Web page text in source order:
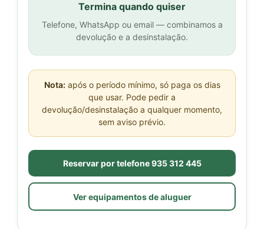
Termina quando quiser
Telefone, WhatsApp ou email — combinamos a
devolução e a desinstalação.
Nota: após o período mínimo, só paga os dias
que usar. Pode pedir a
devolução/desinstalação a qualquer momento,
sem aviso prévio.
Reservar por telefone 935 312 445
Ver equipamentos de aluguer